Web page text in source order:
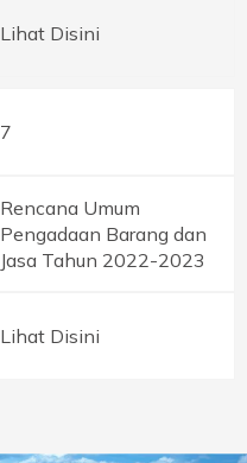
Lihat Disini
7
Rencana Umum
Pengadaan Barang dan
Jasa Tahun 2022-2023
Lihat Disini